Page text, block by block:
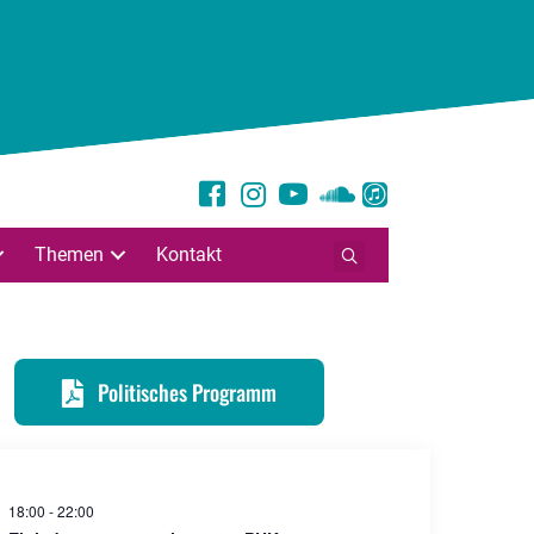
Themen Kontakt
Politisches Programm
18:00 -22:00